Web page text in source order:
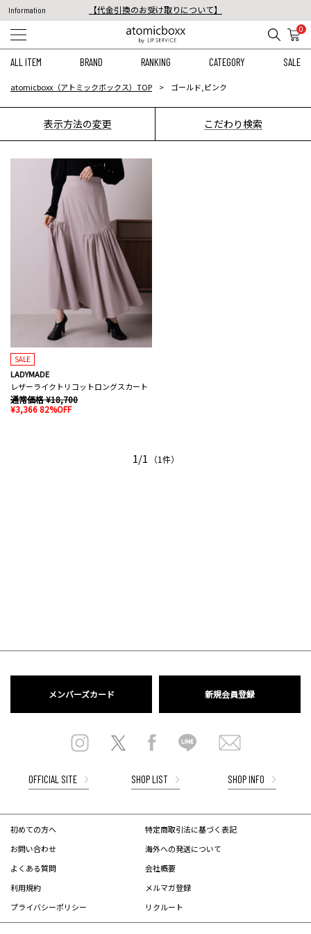
Information
【代金引換のお受け取りについて】
税込11,000円以上のご注文で送料無料！
0
ALL ITEM BRAND RANKING CATEGORY SALE
atomicboxx（アトミックボックス）TOP ゴールド,ピンク
表示方法の変更 こだわり検索
SALE
LADYMADE
レザーライクトリコットロングスカート
通常価格 ¥18,700
¥3,366 82%OFF
1/1 （1件）
メンバーズカード 新規会員登録
OFFICIAL SITE SHOP LIST SHOP INFO
初めての方へ
お問い合わせ
よくある質問
利用規約
プライバシーポリシー
特定商取引法に基づく表記
海外への発送について
会社概要
メルマガ登録
リクルート